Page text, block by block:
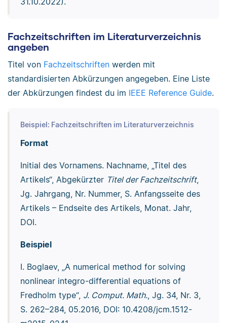
Fachzeitschriften im Literaturverzeichnis
angeben
Titel von Fachzeitschriften werden mit
standardisierten Abkürzungen angegeben. Eine Liste
der Abkürzungen findest du im IEEE Reference Guide.
Beispiel: Fachzeitschriften im Literaturverzeichnis
Format
Initial des Vornamens. Nachname, „Titel des
Artikels“, Abgekürzter Titel der Fachzeitschrift,
Jg. Jahrgang, Nr. Nummer, S. Anfangsseite des
Artikels – Endseite des Artikels, Monat. Jahr,
DOI.
Beispiel
I. Boglaev, „A numerical method for solving
nonlinear integro-differential equations of
Fredholm type“, J. Comput. Math., Jg. 34, Nr. 3,
S. 262–284, 05.2016, DOI: 10.4208/jcm.1512-